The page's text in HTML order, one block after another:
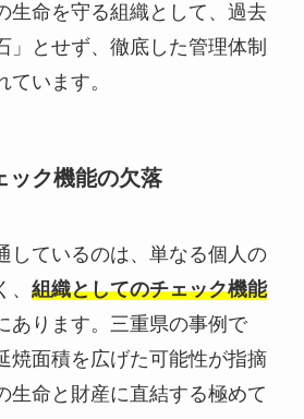
生命を守る組織として、過去
」とせず、徹底した管理体制
います。
ック機能の欠落
しているのは、単なる個人の
組織としてのチェック機能
あります。三重県の事例で
焼面積を広げた可能性が指摘
生命と財産に直結する極めて